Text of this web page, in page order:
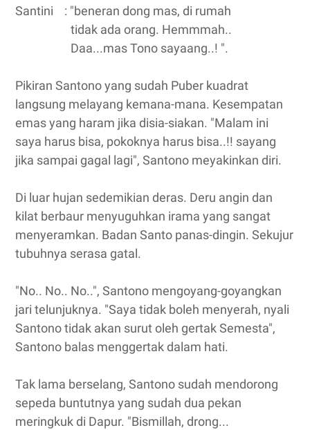
Santini : "beneran dong mas, di rumah
tidak ada orang. Hemmmah..
Daa...mas Tono sayaang..! ".
Pikiran Santono yang sudah Puber kuadrat
langsung melayang kemana-mana. Kesempatan
emas yang haram jika disia-siakan. "Malam ini
saya harus bisa, pokoknya harus bisa..!! sayang
jika sampai gagal lagi", Santono meyakinkan diri.
Di luar hujan sedemikian deras. Deru angin dan
kilat berbaur menyuguhkan irama yang sangat
menyeramkan. Badan Santo panas-dingin. Sekujur
tubuhnya serasa gatal.
"No.. No.. No..", Santono mengoyang-goyangkan
jari telunjuknya. "Saya tidak boleh menyerah, nyali
Santono tidak akan surut oleh gertak Semesta",
Santono balas menggertak dalam hati.
Tak lama berselang, Santono sudah mendorong
sepeda buntutnya yang sudah dua pekan
meringkuk di Dapur. "Bismillah, drong...